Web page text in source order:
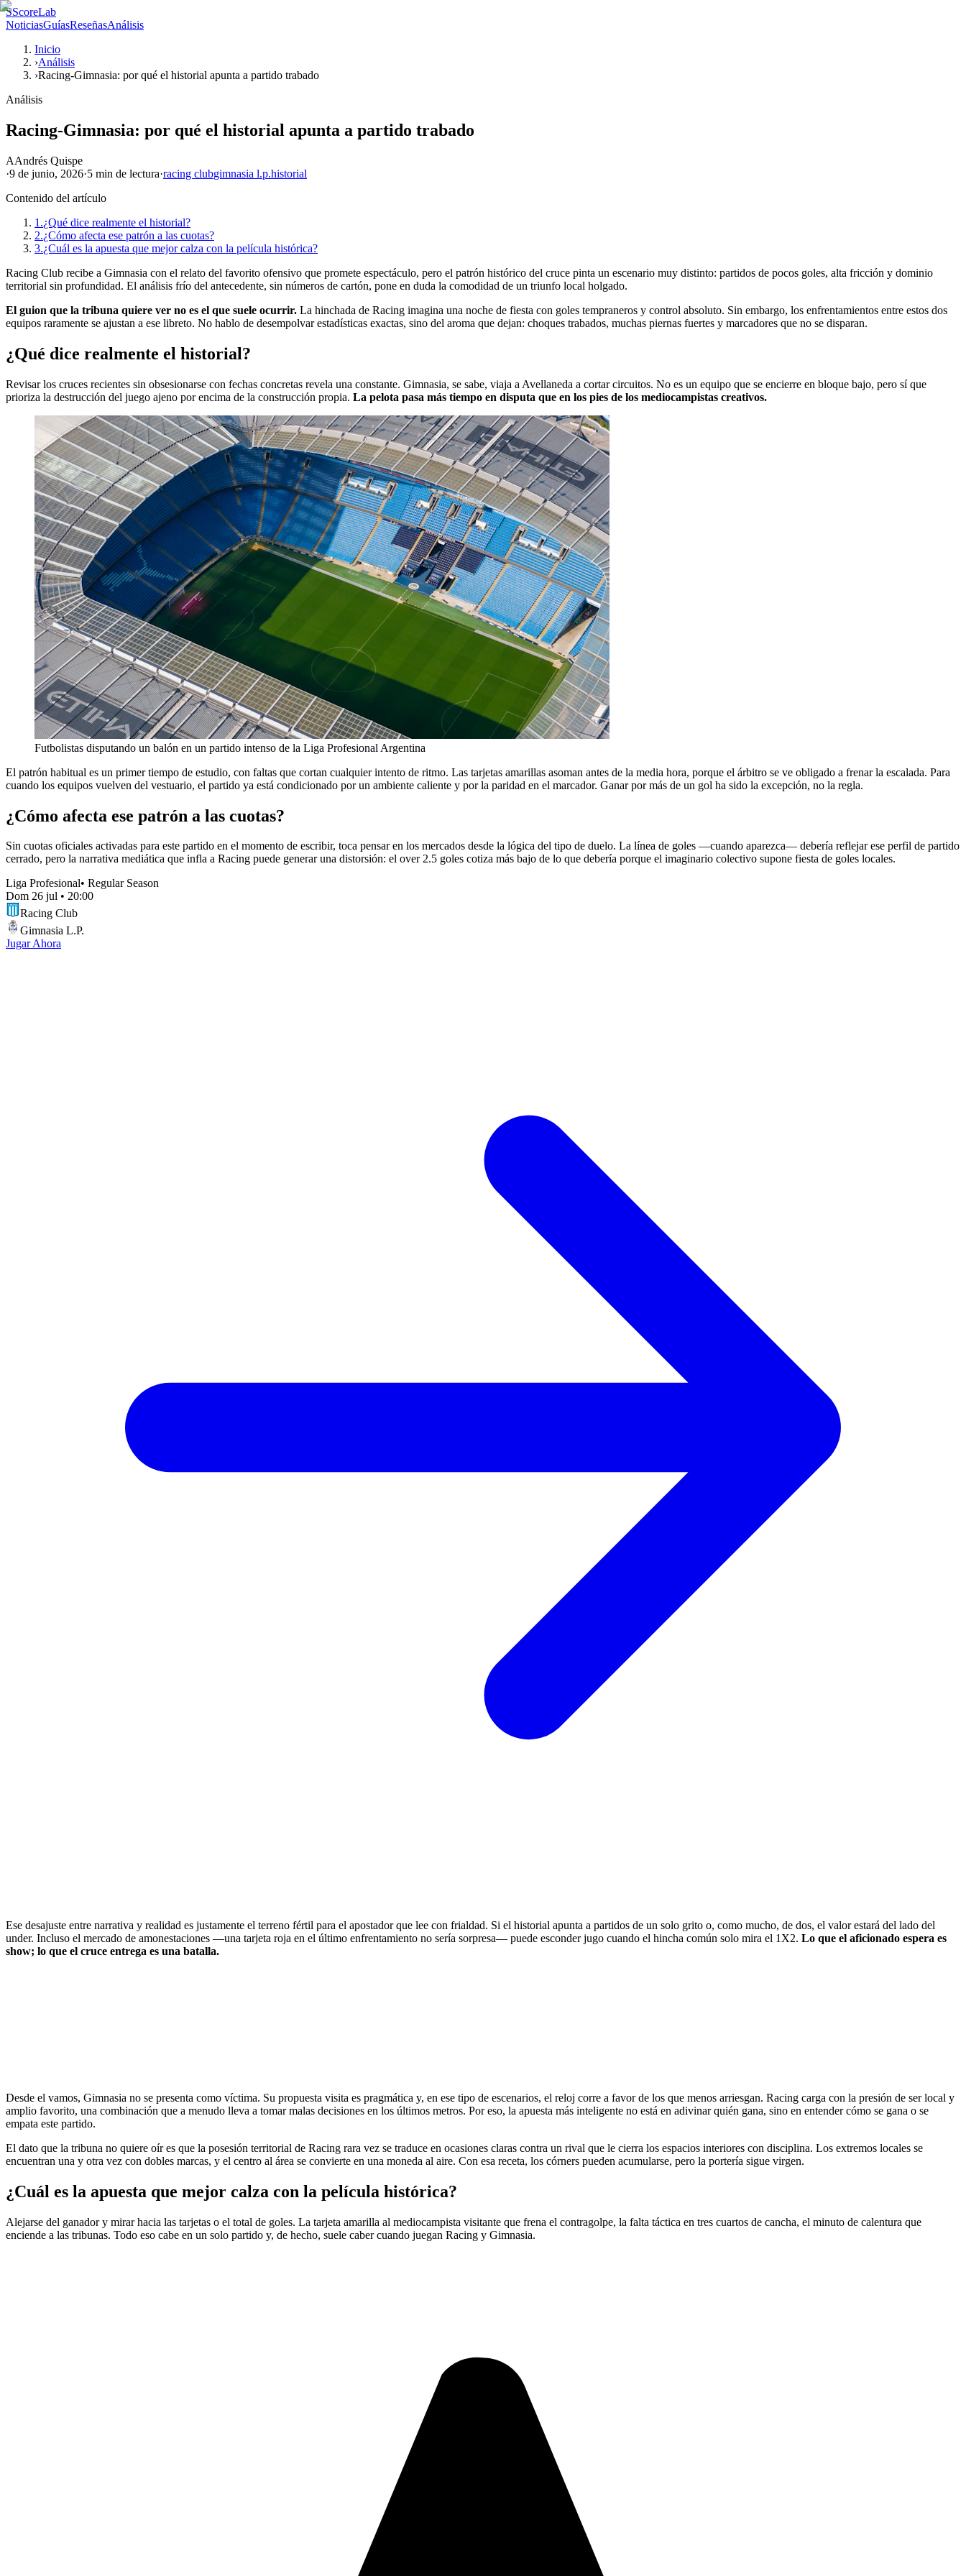
SScoreLab
NoticiasGuíasReseñasAnálisis
Inicio
›Análisis
›Racing-Gimnasia: por qué el historial apunta a partido trabado
Análisis
Racing-Gimnasia: por qué el historial apunta a partido trabado
AAndrés Quispe
·9 de junio, 2026·5 min de lectura·racing clubgimnasia l.p.historial
Contenido del artículo
1.¿Qué dice realmente el historial?
2.¿Cómo afecta ese patrón a las cuotas?
3.¿Cuál es la apuesta que mejor calza con la película histórica?
Racing Club recibe a Gimnasia con el relato del favorito ofensivo que promete espectáculo, pero el patrón histórico del cruce pinta un escenario muy distinto: partidos de pocos goles, alta fricción y dominio
territorial sin profundidad. El análisis frío del antecedente, sin números de cartón, pone en duda la comodidad de un triunfo local holgado.
El guion que la tribuna quiere ver no es el que suele ocurrir. La hinchada de Racing imagina una noche de fiesta con goles tempraneros y control absoluto. Sin embargo, los enfrentamientos entre estos dos
equipos raramente se ajustan a ese libreto. No hablo de desempolvar estadísticas exactas, sino del aroma que dejan: choques trabados, muchas piernas fuertes y marcadores que no se disparan.
¿Qué dice realmente el historial?
Revisar los cruces recientes sin obsesionarse con fechas concretas revela una constante. Gimnasia, se sabe, viaja a Avellaneda a cortar circuitos. No es un equipo que se encierre en bloque bajo, pero sí que
prioriza la destrucción del juego ajeno por encima de la construcción propia. La pelota pasa más tiempo en disputa que en los pies de los mediocampistas creativos.
Futbolistas disputando un balón en un partido intenso de la Liga Profesional Argentina
El patrón habitual es un primer tiempo de estudio, con faltas que cortan cualquier intento de ritmo. Las tarjetas amarillas asoman antes de la media hora, porque el árbitro se ve obligado a frenar la escalada. Para
cuando los equipos vuelven del vestuario, el partido ya está condicionado por un ambiente caliente y por la paridad en el marcador. Ganar por más de un gol ha sido la excepción, no la regla.
¿Cómo afecta ese patrón a las cuotas?
Sin cuotas oficiales activadas para este partido en el momento de escribir, toca pensar en los mercados desde la lógica del tipo de duelo. La línea de goles —cuando aparezca— debería reflejar ese perfil de partido
cerrado, pero la narrativa mediática que infla a Racing puede generar una distorsión: el over 2.5 goles cotiza más bajo de lo que debería porque el imaginario colectivo supone fiesta de goles locales.
Liga Profesional• Regular Season
Dom 26 jul • 20:00
Racing Club
Gimnasia L.P.
Jugar Ahora
Ese desajuste entre narrativa y realidad es justamente el terreno fértil para el apostador que lee con frialdad. Si el historial apunta a partidos de un solo grito o, como mucho, de dos, el valor estará del lado del
under. Incluso el mercado de amonestaciones —una tarjeta roja en el último enfrentamiento no sería sorpresa— puede esconder jugo cuando el hincha común solo mira el 1X2. Lo que el aficionado espera es
show; lo que el cruce entrega es una batalla.
Desde el vamos, Gimnasia no se presenta como víctima. Su propuesta visita es pragmática y, en ese tipo de escenarios, el reloj corre a favor de los que menos arriesgan. Racing carga con la presión de ser local y
amplio favorito, una combinación que a menudo lleva a tomar malas decisiones en los últimos metros. Por eso, la apuesta más inteligente no está en adivinar quién gana, sino en entender cómo se gana o se
empata este partido.
El dato que la tribuna no quiere oír es que la posesión territorial de Racing rara vez se traduce en ocasiones claras contra un rival que le cierra los espacios interiores con disciplina. Los extremos locales se
encuentran una y otra vez con dobles marcas, y el centro al área se convierte en una moneda al aire. Con esa receta, los córners pueden acumularse, pero la portería sigue virgen.
¿Cuál es la apuesta que mejor calza con la película histórica?
Alejarse del ganador y mirar hacia las tarjetas o el total de goles. La tarjeta amarilla al mediocampista visitante que frena el contragolpe, la falta táctica en tres cuartos de cancha, el minuto de calentura que
enciende a las tribunas. Todo eso cabe en un solo partido y, de hecho, suele caber cuando juegan Racing y Gimnasia.